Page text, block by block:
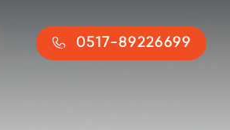
 0517-89226699